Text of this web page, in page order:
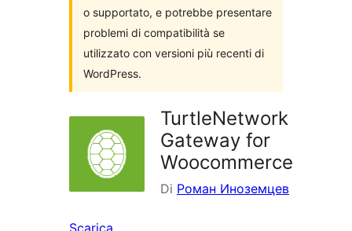
o supportato, e potrebbe presentare
problemi di compatibilità se
utilizzato con versioni più recenti di
WordPress.
TurtleNetwork
Gateway for
Woocommerce
Di Роман Иноземцев
Scarica